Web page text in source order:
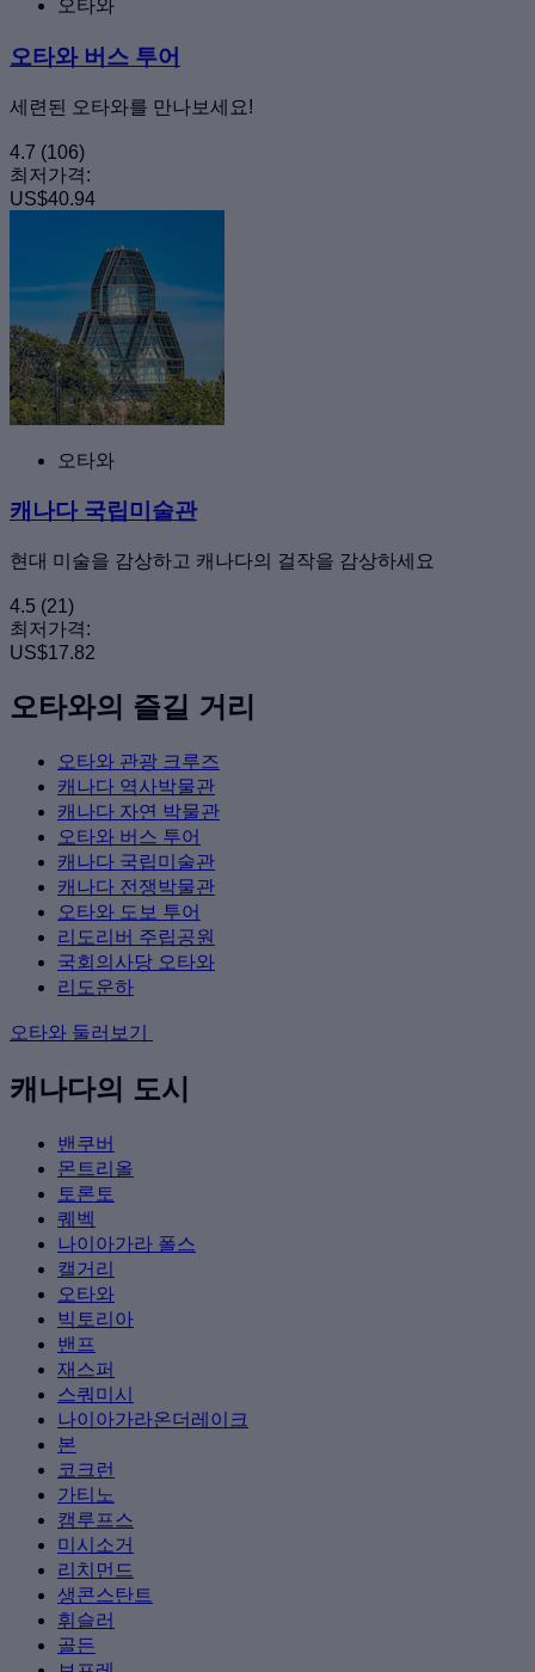
오타와
오타와 버스 투어
세련된 오타와를 만나보세요!
4.7 (106)
최저가격:
US$40.94
오타와
캐나다 국립미술관
현대 미술을 감상하고 캐나다의 걸작을 감상하세요
4.5 (21)
최저가격:
US$17.82
오타와의 즐길 거리
오타와 관광 크루즈
캐나다 역사박물관
캐나다 자연 박물관
오타와 버스 투어
캐나다 국립미술관
캐나다 전쟁박물관
오타와 도보 투어
리도리버 주립공원
국회의사당 오타와
리도운하
오타와 둘러보기
캐나다의 도시
밴쿠버
몬트리올
토론토
퀘벡
나이아가라 폴스
캘거리
오타와
빅토리아
밴프
재스퍼
스쿼미시
나이아가라온더레이크
본
코크런
가티노
캠루프스
미시소거
리치먼드
생콘스탄트
휘슬러
골든